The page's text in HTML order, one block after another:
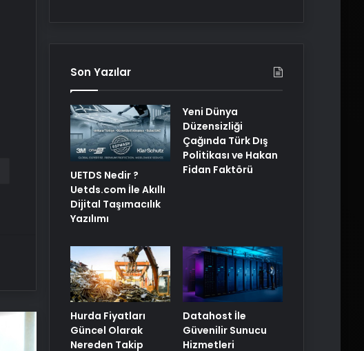
Son Yazılar
UETDS Nedir ?
Uetds.com İle Akıllı
Dijital Taşımacılık
Yazılımı
Yeni Dünya
Düzensizliği
Çağında Türk Dış
Politikası ve Hakan
Fidan Faktörü
Hurda Fiyatları
Güncel Olarak
Nereden Takip
Datahost İle
Güvenilir Sunucu
Hizmetleri